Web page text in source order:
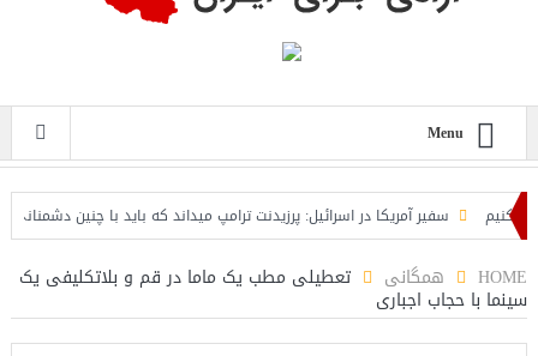
Menu
سفیر آمریکا در اسرائیل: پرزیدنت ترامپ میداند که باید با چنین دشمنانی جنگید
HOME همگانی تعطیلی مطب یک ماما در قم و بلاتکلیفی یک
سینما با حجاب اجباری